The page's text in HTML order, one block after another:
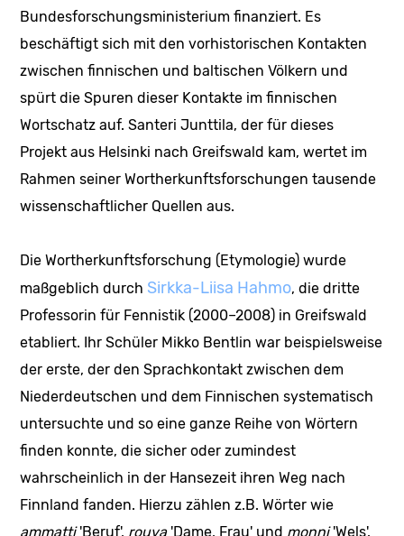
Bundesforschungsministerium finanziert. Es
beschäftigt sich mit den vorhistorischen Kontakten
zwischen finnischen und baltischen Völkern und
spürt die Spuren dieser Kontakte im finnischen
Wortschatz auf. Santeri Junttila, der für dieses
Projekt aus Helsinki nach Greifswald kam, wertet im
Rahmen seiner Wortherkunftsforschungen tausende
wissenschaftlicher Quellen aus.
Die Wortherkunftsforschung (Etymologie) wurde
maßgeblich durch Sirkka-Liisa Hahmo, die dritte
Professorin für Fennistik (2000–2008) in Greifswald
etabliert. Ihr Schüler Mikko Bentlin war beispielsweise
der erste, der den Sprachkontakt zwischen dem
Niederdeutschen und dem Finnischen systematisch
untersuchte und so eine ganze Reihe von Wörtern
finden konnte, die sicher oder zumindest
wahrscheinlich in der Hansezeit ihren Weg nach
Finnland fanden. Hierzu zählen z.B. Wörter wie
ammatti'Beruf', rouva'Dame, Frau' und monni'Wels'.